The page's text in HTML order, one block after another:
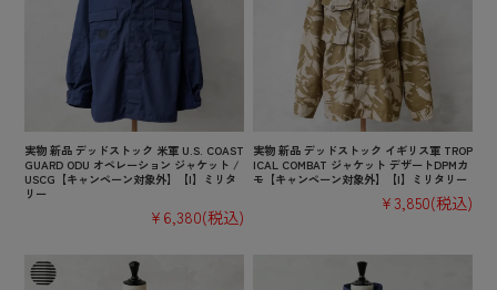
実物 新品 デッドストック 米軍 U.S. COAST
GUARD ODU オペレーション ジャケット /
USCG【キャンペーン対象外】【I】ミリタ
リー
¥6,380(税込)
実物 新品 デッドストック イギリス軍 TROP
ICAL COMBAT ジャケット デザートDPMカ
モ【キャンペーン対象外】【I】ミリタリー
¥3,850(税込)